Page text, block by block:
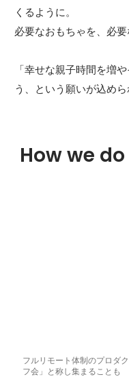
くるように。
必要なおもちゃを、必
「幸せな親子時間を増
う、という願いが込めら
How we do
フルリモート体制のプロダ
フ会」と称し集まることも